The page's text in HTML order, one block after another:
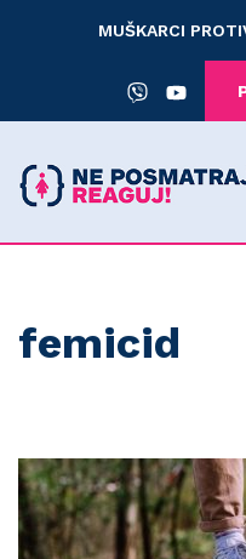
MUŠKARCI
femicid